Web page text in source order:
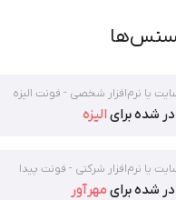
یا نرم‌افزار شخصی - فونت الیزه
شده برای الیزه
یا نرم‌افزار شرکتی - فونت پیدا
شده برای مهرآور